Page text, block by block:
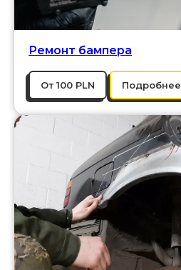
Ремонт бампера
От 100 PLN Подробнее